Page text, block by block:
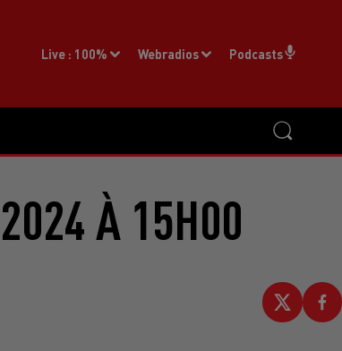
Live : 100% Webradios Podcasts
À 15H00